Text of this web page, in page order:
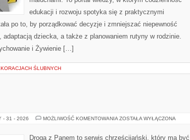
edukacji i rozwoju spotyka się z praktycznymi
po to, by porządkować decyzje i zmniejszać niepewność
adaptacją dziecka, a także z planowaniem rutyny w rodzinie.
i Żywienie […]
ŚLUBNYCH
- 31 - 2026 MOŻLIWOŚĆ KOMENTOWANIA HINDUIZM
ZOSTAŁA WYŁĄCZONA
Droga z Panem to serwis chrześcijański, który ma być